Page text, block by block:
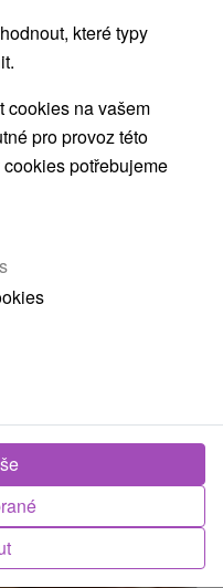
wellness
vlnu pohody. Tři
pocit výjimečnosti.
které typy
cookies na vašem
pro provoz této
potřebujeme